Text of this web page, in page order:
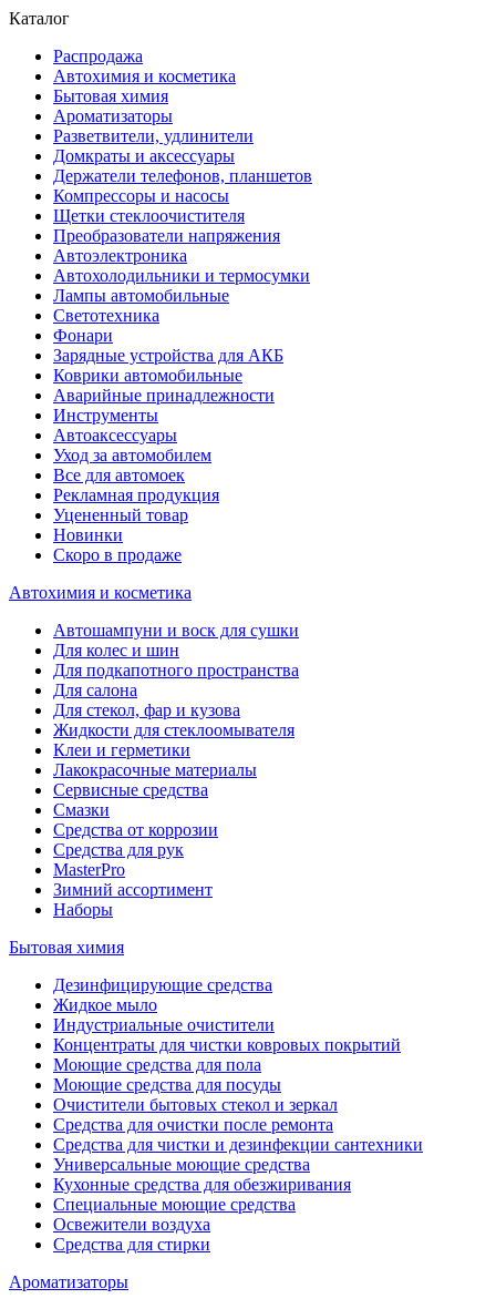
Каталог
Распродажа
Автохимия и косметика
Бытовая химия
Ароматизаторы
Разветвители, удлинители
Домкраты и аксессуары
Держатели телефонов, планшетов
Компрессоры и насосы
Щетки стеклоочистителя
Преобразователи напряжения
Автоэлектроника
Автохолодильники и термосумки
Лампы автомобильные
Светотехника
Фонари
Зарядные устройства для АКБ
Коврики автомобильные
Аварийные принадлежности
Инструменты
Автоаксессуары
Уход за автомобилем
Все для автомоек
Рекламная продукция
Уцененный товар
Новинки
Скоро в продаже
Автохимия и косметика
Автошампуни и воск для сушки
Для колес и шин
Для подкапотного пространства
Для салона
Для стекол, фар и кузова
Жидкости для стеклоомывателя
Клеи и герметики
Лакокрасочные материалы
Сервисные средства
Смазки
Средства от коррозии
Средства для рук
MasterPro
Зимний ассортимент
Наборы
Бытовая химия
Дезинфицирующие средства
Жидкое мыло
Индустриальные очистители
Концентраты для чистки ковровых покрытий
Моющие средства для пола
Моющие средства для посуды
Очистители бытовых стекол и зеркал
Средства для очистки после ремонта
Средства для чистки и дезинфекции сантехники
Универсальные моющие средства
Кухонные средства для обезжиривания
Специальные моющие средства
Освежители воздуха
Средства для стирки
Ароматизаторы